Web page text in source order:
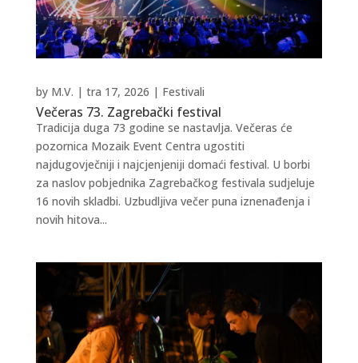
Večeras 73. Zagrebački festival
by M.V. | tra 17, 2026 | Festivali
Tradicija duga 73 godine se nastavlja. Večeras će
pozornica Mozaik Event Centra ugostiti
najdugovječniji i najcjenjeniji domaći festival. U borbi
za naslov pobjednika Zagrebačkog festivala sudjeluje
16 novih skladbi. Uzbudljiva večer puna iznenađenja i
novih hitova...